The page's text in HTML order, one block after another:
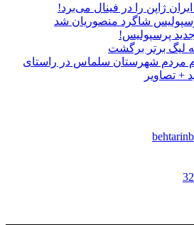
ژاپن را در فینال می‌برد!
شاگرد منصوریان شد
پرسپولیس!
لیگ برتر برگشت
مردم شهرستان سلماس در راستای
+ تصاویر